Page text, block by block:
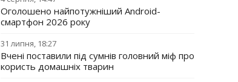
Оголошено найпотужніший Android-
смартфон 2026 року
31 липня, 18:27
Вчені поставили під сумнів головний міф про
користь домашніх тварин